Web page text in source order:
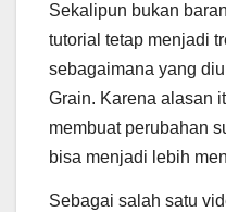
Sekalipun bukan
tutorial tetap menjadi
sebagaimana yang
Grain. Karena alasan
membuat perubahan
bisa menjadi lebih
Sebagai salah satu